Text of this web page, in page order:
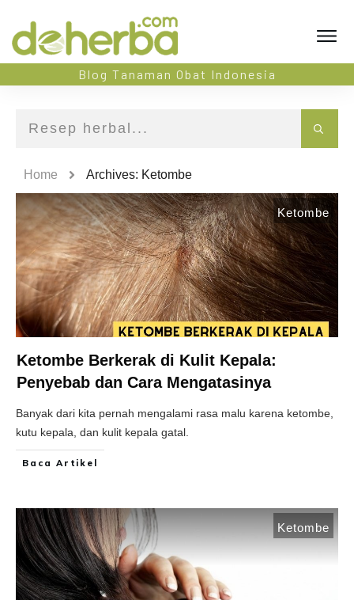
Blog Tanaman Obat Indonesia
Home Archives: Ketombe
Ketombe
Ketombe Berkerak di Kulit Kepala:
Penyebab dan Cara Mengatasinya
Banyak dari kita pernah mengalami rasa malu karena ketombe,
kutu kepala, dan kulit kepala gatal.
Baca Artikel
Ketombe